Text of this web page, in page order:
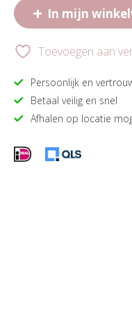
+ In mijn
Toevoegen aan
Persoonlijk en
Betaal veilig en snel
Afhalen op locatie